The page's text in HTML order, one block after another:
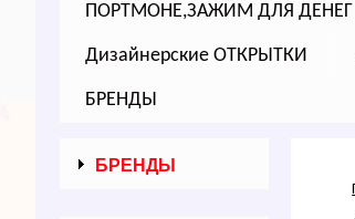
ПОРТМОНЕ,ЗАЖИМ ДЛЯ ДЕНЕГ
Дизайнерские ОТКРЫТКИ
БРЕНДЫ
БРЕНДЫ